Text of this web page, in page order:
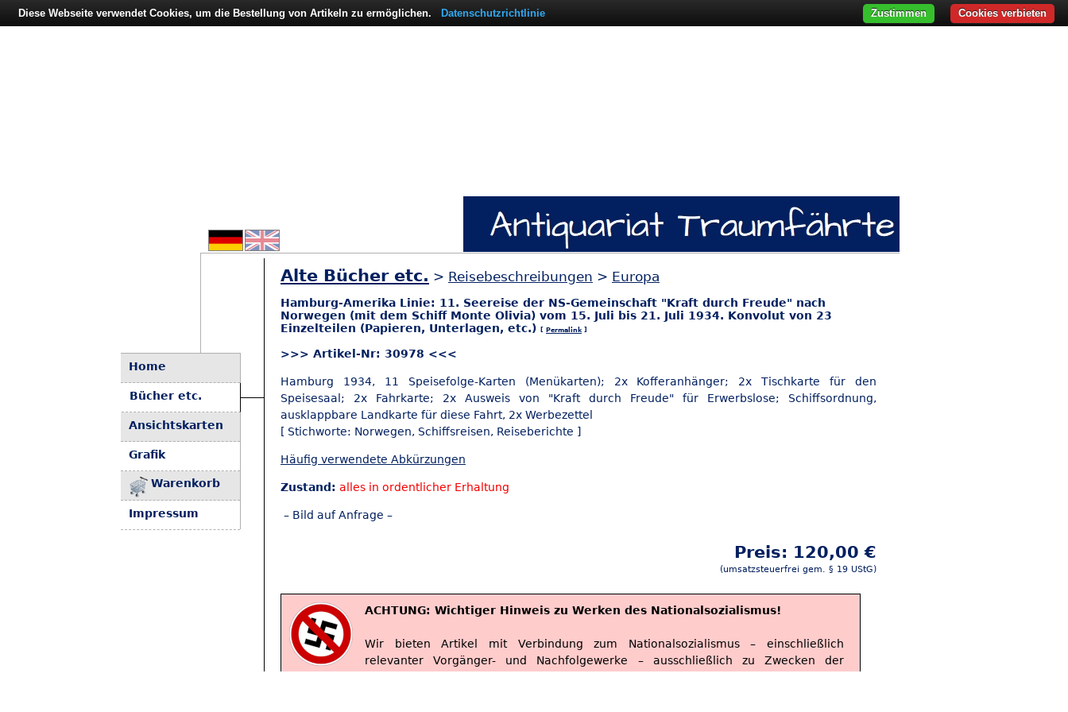
Home
Bücher etc.
Ansichtskarten
Grafik
Warenkorb
Impressum
Alte Bücher etc. > Reisebeschreibungen > Europa
Hamburg-Amerika Linie: 11. Seereise der NS-Gemeinschaft "Kraft durch Freude" nach
Norwegen (mit dem Schiff Monte Olivia) vom 15. Juli bis 21. Juli 1934. Konvolut von 23
Einzelteilen (Papieren, Unterlagen, etc.)
[ Permalink]
>>> Artikel-Nr: 30978 <<<
Hamburg 1934, 11 Speisefolge-Karten (Menükarten); 2x Kofferanhänger; 2x Tischkarte für den
Speisesaal; 2x Fahrkarte; 2x Ausweis von "Kraft durch Freude" für Erwerbslose; Schiffsordnung,
ausklappbare Landkarte für diese Fahrt, 2x Werbezettel
[ Stichworte: Norwegen, Schiffsreisen, Reiseberichte ]
Häufig verwendete Abkürzungen
Zustand: alles in ordentlicher Erhaltung
– Bild auf Anfrage –
Preis: 120,00 €
(umsatzsteuerfrei gem. § 19 UStG)
ACHTUNG: Wichtiger Hinweis zu Werken des Nationalsozialismus!
Wir bieten Artikel mit Verbindung zum Nationalsozialismus – einschließlich
relevanter Vorgänger- und Nachfolgewerke – ausschließlich zu Zwecken der
Diese Webseite verwendet Cookies, um die Bestellung von Artikeln zu ermöglichen. Datenschutzrichtlinie Cookies verbieten
Zustimmen